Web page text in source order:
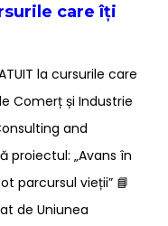
care îți
la cursurile care
Comerț și Industrie
and
proiectul: „Avans în
parcursul vieții” 📘
de Uniunea